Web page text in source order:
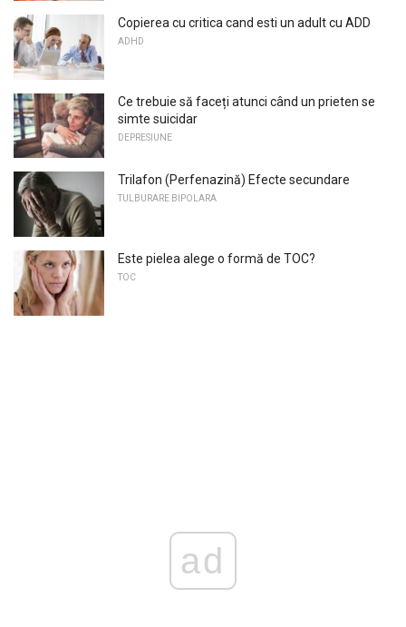
Copierea cu critica cand esti un adult cu ADD
ADHD
Ce trebuie să faceți atunci când un prieten se
simte suicidar
DEPRESIUNE
Trilafon (Perfenazină) Efecte secundare
TULBURARE BIPOLARA
Este pielea alege o formă de TOC?
TOC
ad